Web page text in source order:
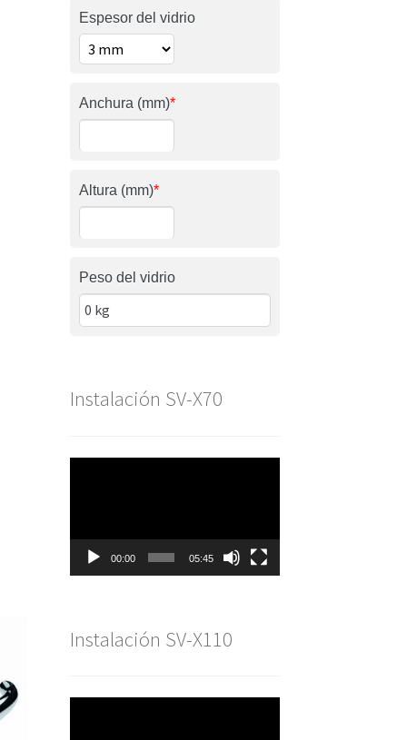
Espesor del vidrio
Anchura (mm)*
Altura (mm)*
Peso del vidrio
Instalación SV-X70
00:00 05:45
Instalación SV-X110